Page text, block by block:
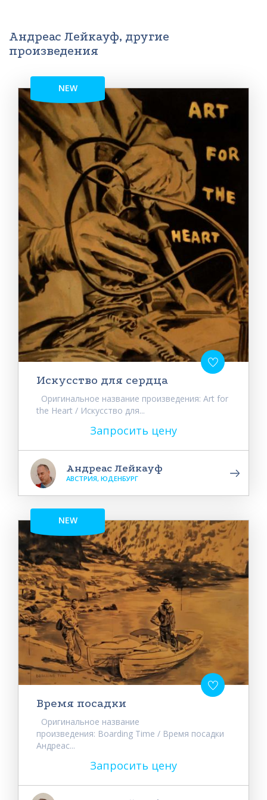
Андреас Лейкауф, другие
произведения
NEW
Искусство для сердца
Оригинальное название произведения: Art for
the Heart / Искусство для...
Запросить цену
Андреас Лейкауф
АВСТРИЯ, ЮДЕНБУРГ
NEW
Время посадки
Оригинальное название
произведения: Boarding Time / Время посадки
Андреас...
Запросить цену